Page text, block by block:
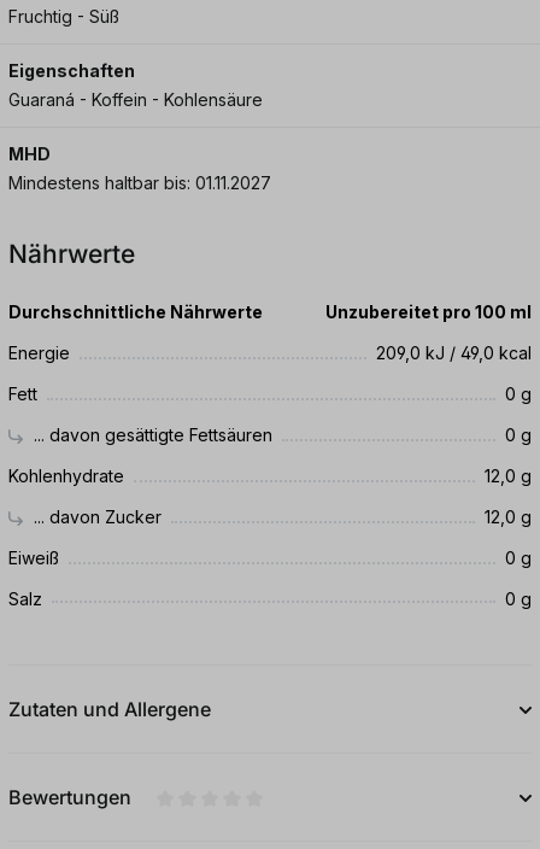
Fruchtig - Süß
Eigenschaften
Guaraná - Koffein - Kohlensäure
MHD
Mindestens haltbar bis: 01.11.2027
Nährwerte
Durchschnittliche Nährwerte
Unzubereitet pro 100 ml
Energie
209,0 kJ / 49,0 kcal
Fett
0 g
... davon gesättigte Fettsäuren
0 g
Kohlenhydrate
12,0 g
... davon Zucker
12,0 g
Eiweiß
0 g
Salz
0 g
Zutaten und Allergene
Bewertungen